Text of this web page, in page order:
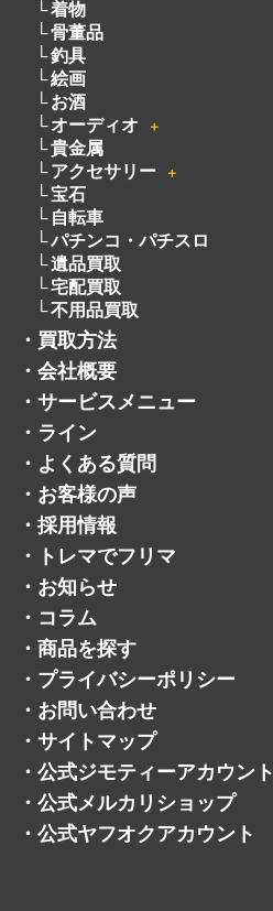
着物
骨董品
釣具
絵画
お酒
オーディオ
＋
貴金属
アクセサリー
＋
宝石
自転車
パチンコ・パチスロ
遺品買取
宅配買取
不用品買取
・ 買取方法
・ 会社概要
・ サービスメニュー
・ ライン
・ よくある質問
・ お客様の声
・ 採用情報
・
トレマでフリマ
・ お知らせ
・ コラム
・ 商品を探す
・ プライバシーポリシー
・ お問い合わせ
・ サイトマップ
・ 公式ジモティーアカウント
・ 公式メルカリショップ
・ 公式ヤフオクアカウント